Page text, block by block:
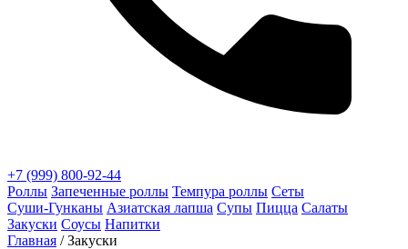
+7 (999) 800-92-44
Роллы Запеченные роллы Темпура роллы Сеты
Суши‑Гунканы Азиатская лапша Супы Пицца Салаты
Закуски Соусы Напитки
Главная / Закуски